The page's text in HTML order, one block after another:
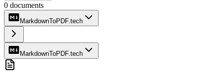
0 documents
MarkdownToPDF.tech
MarkdownToPDF.tech